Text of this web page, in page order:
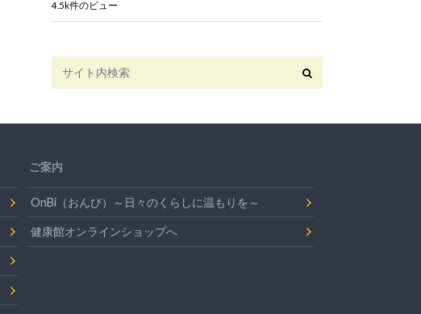
4.5k件のビュー
ご案内
OnBi（おんび）～日々のくらしに温もりを～
健康館オンラインショップへ